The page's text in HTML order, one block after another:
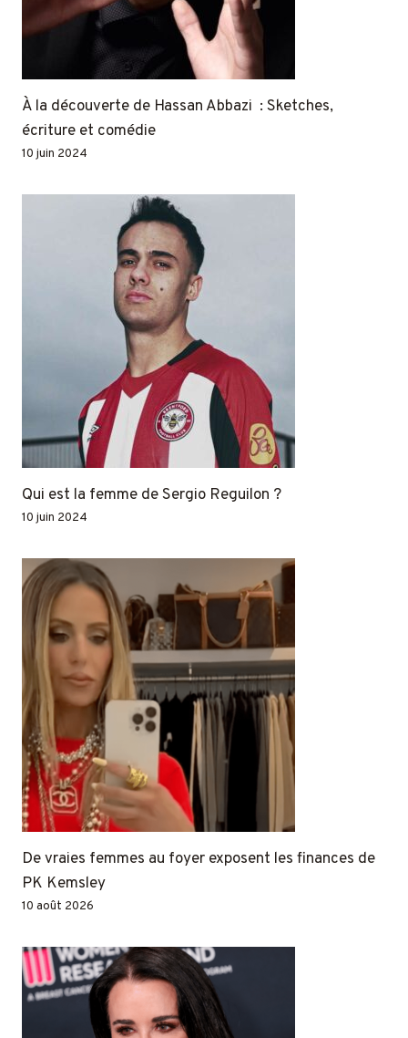
À la découverte de Hassan Abbazi : Sketches,
écriture et comédie
10 juin 2024
Qui est la femme de Sergio Reguilon ?
10 juin 2024
De vraies femmes au foyer exposent les finances de
PK Kemsley
10 août 2026